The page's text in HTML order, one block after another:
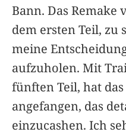
Bann. Das Remake
dem ersten Teil, zu
meine
aufzuholen. Mit
fünften Teil, hat
angefangen, das
einzucashen. Ich